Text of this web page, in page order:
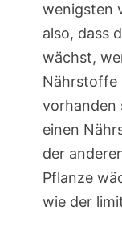
wenigsten
also, dass
wächst,
Nährstoffe
vorhanden
einen
der
Pflanze
wie der